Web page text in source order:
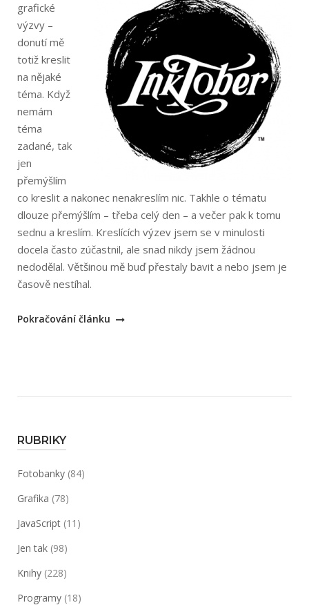
grafické
výzvy –
donutí mě
totiž kreslit
na nějaké
téma. Když
nemám
téma
zadané, tak
jen
přemýšlím
co kreslit a nakonec nenakreslím nic. Takhle o tématu
dlouze přemýšlím – třeba celý den – a večer pak k tomu
sednu a kreslím. Kreslících výzev jsem se v minulosti
docela často zúčastnil, ale snad nikdy jsem žádnou
nedodělal. Většinou mě buď přestaly bavit a nebo jsem je
časově nestíhal.
„Inktober
Pokračování článku
RUBRIKY
Fotobanky (84)
Grafika (78)
JavaScript (11)
Jen tak (98)
Knihy (228)
Programy (18)